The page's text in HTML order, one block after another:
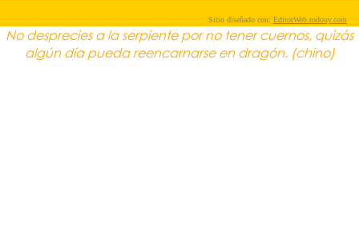
Sitio diseñado con: EditorWeb.todouy.com
No desprecies a la serpiente por no tener cuernos, quizás
algún día pueda reencarnarse en dragón. (chino)